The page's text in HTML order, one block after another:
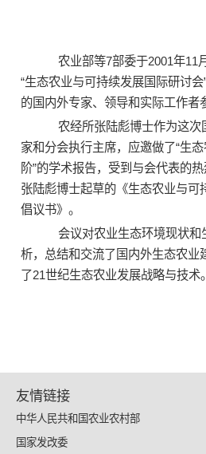
农业部等7部委于2001年11
“生态农业与可持续发展国际研讨
的国内外专家、领导和实际工作者
农经所张陆彪博士作为这次
家和分会执行主席，应邀做了“生
阶”的学术报告，受到与会代表的
张陆彪博士起草的《生态农业与可
倡议书》。
会议对农业生态环境现状和
析，总结和交流了国内外生态农业
了21世纪生态农业发展战略与技术。
友情链接
中华人民共和国农业农村部
国家发改委